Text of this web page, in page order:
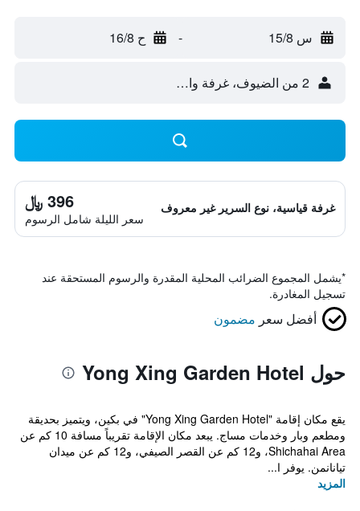
س 15/8 - ح 16/8
2 من الضيوف، غرفة واحدة
غرفة قياسية، نوع السرير غير معروف 396 ﷼
سعر الليلة شامل الرسوم
*يشمل المجموع الضرائب المحلية المقدرة والرسوم المستحقة عند
تسجيل المغادرة.
أفضل سعر مضمون
حول Yong Xing Garden Hotel
يقع مكان إقامة "Yong Xing Garden Hotel" في بكين، ويتميز بحديقة
ومطعم وبار وخدمات مساج. يبعد مكان الإقامة تقريباً مسافة 10 كم عن
Shichahai Area، و12 كم عن القصر الصيفي، و12 كم عن ميدان
تيانانمن. يوفر ا...
المزيد